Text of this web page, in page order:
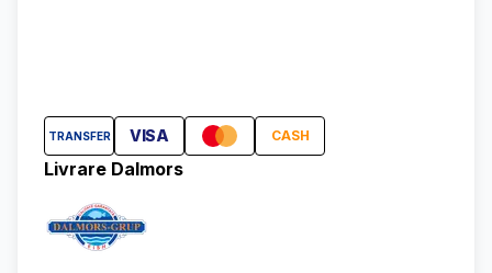
TRANSFER VISA CASH
Livrare Dalmors